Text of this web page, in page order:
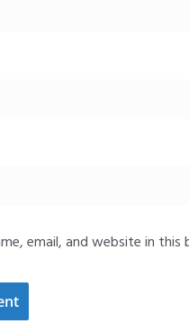
email, and website in